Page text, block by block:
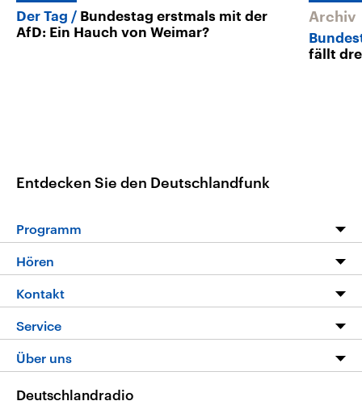
Der Tag
Bundestag erstmals mit der
AfD: Ein Hauch von Weimar?
Archiv
fällt
Entdecken Sie den Deutschlandfunk
Programm
Programm
Die Nachrichten
Nachrichtenleicht
Neue Beiträge auf dlf.de
Hören
Livestream
Podcasts
Deutschlandfunk App
Nachrichten App
Kontakt
Hörerservice
Service
FAQ
Über uns
Deutschlandradio